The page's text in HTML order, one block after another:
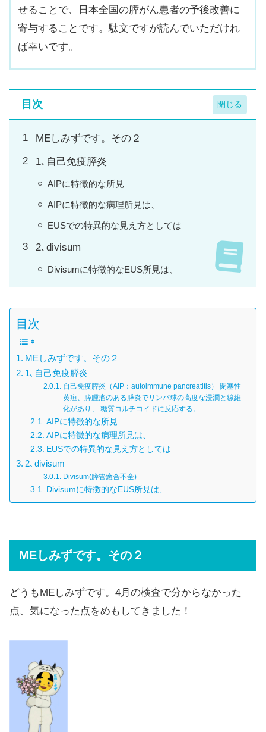
せることで、日本全国の膵がん患者の予後改善に
寄与することです。駄文ですが読んでいただけれ
ば幸いです。
目次
MEしみずです。その２
1､自己免疫膵炎
AIPに特徴的な所見
AIPに特徴的な病理所見は、
EUSでの特異的な見え方としては
2､divisum
Divisumに特徴的なEUS所見は、
目次
MEしみずです。その２
1､自己免疫膵炎
自己免疫膵炎（AIP：autoimmune pancreatitis） 閉塞性
黄疸、膵腫瘤のある膵炎でリンパ球の高度な浸潤と線維
化があり、 糖質コルチコイドに反応する。
AIPに特徴的な所見
AIPに特徴的な病理所見は、
EUSでの特異的な見え方としては
2､divisum
Divisum(膵管癒合不全)
Divisumに特徴的なEUS所見は、
MEしみずです。その２
どうもMEしみずです。4月の検査で分からなかった
点、気になった点をめもしてきました！